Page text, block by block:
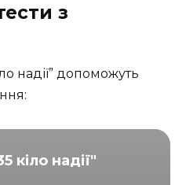
з
надії” допоможуть
кіло надії"